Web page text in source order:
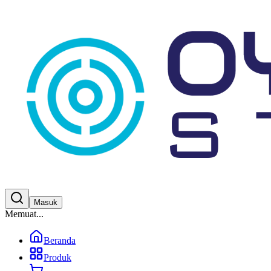
Masuk
Memuat...
Beranda
Produk